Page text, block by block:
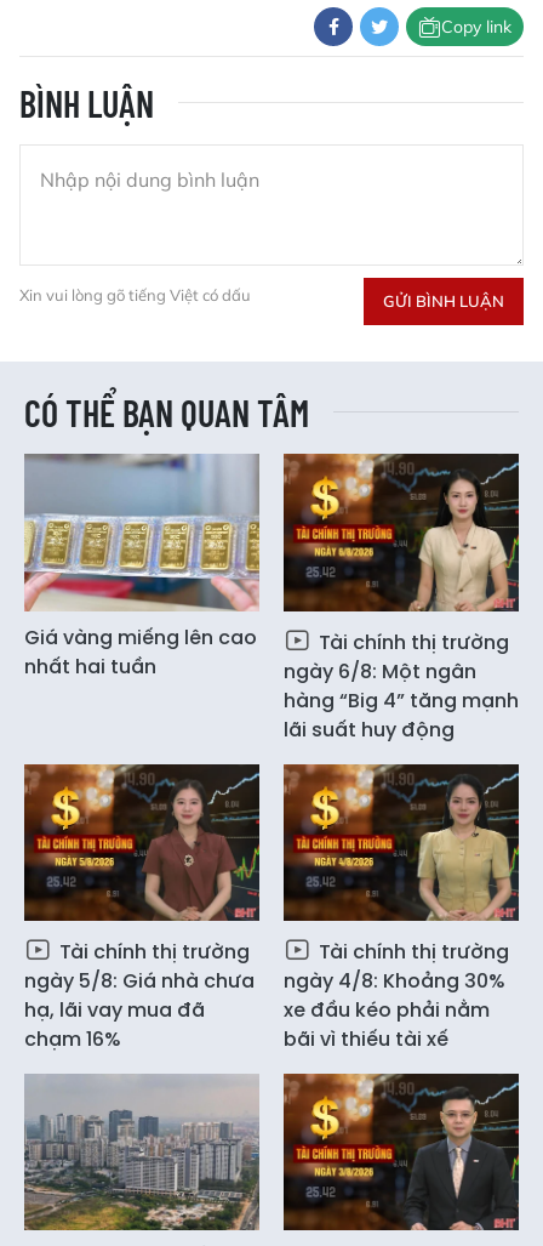
Copy link
BÌNH LUẬN
Xin vui lòng gõ tiếng Việt có dấu GỬI BÌNH LUẬN
CÓ THỂ BẠN QUAN TÂM
Giá vàng miếng lên cao
nhất hai tuần
Tài chính thị trường
ngày 6/8: Một ngân
hàng “Big 4” tăng mạnh
lãi suất huy động
Tài chính thị trường
ngày 5/8: Giá nhà chưa
hạ, lãi vay mua đã
chạm 16%
Tài chính thị trường
ngày 4/8: Khoảng 30%
xe đầu kéo phải nằm
bãi vì thiếu tài xế